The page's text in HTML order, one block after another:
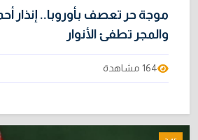
موجة حر تعصف بأوروبا.. إنذار
والمجر تطفئ الأنوار
164 مشاهدة